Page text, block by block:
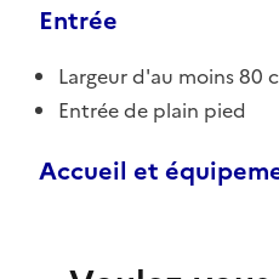
Entrée
Largeur d'au moins 80
Entrée de plain pied
Accueil et